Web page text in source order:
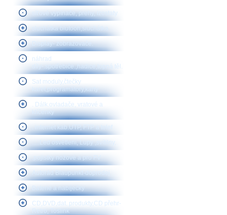
síťové vypínače, prehy, izostaty
sluchátka blutooh,sluchátka
Display- zobrazovače.
náhrad
díly-.spotřebiče.,hadice,topná těl.
Sat moduly,čtečky
karet,programátory,karty
. Dálk.ovladače, vratové a
klíčenky
. internet kab.UTP, FTP a telef
.....Led osvětlení, Lupy ,svítilny,
.pojistky nožové a pro FV
Autorád Blaupunkt-doprodej
Baterie a nabíječky
CD,DVD,dat. produkty,CD přehr-
Retro, Toslink